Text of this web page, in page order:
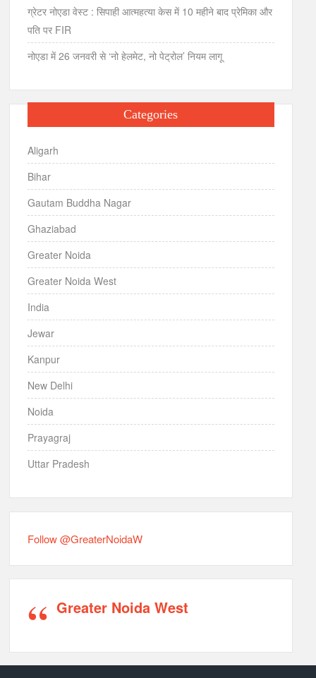
ग्रेटर नोएडा वेस्ट : सिपाही आत्महत्या केस में 10 महीने बाद प्रेमिका और
पति पर FIR
नोएडा में 26 जनवरी से ‘नो हेलमेट, नो पेट्रोल’ नियम लागू
Categories
Aligarh
Bihar
Gautam Buddha Nagar
Ghaziabad
Greater Noida
Greater Noida West
India
Jewar
Kanpur
New Delhi
Noida
Prayagraj
Uttar Pradesh
Follow @GreaterNoidaW
Greater Noida West